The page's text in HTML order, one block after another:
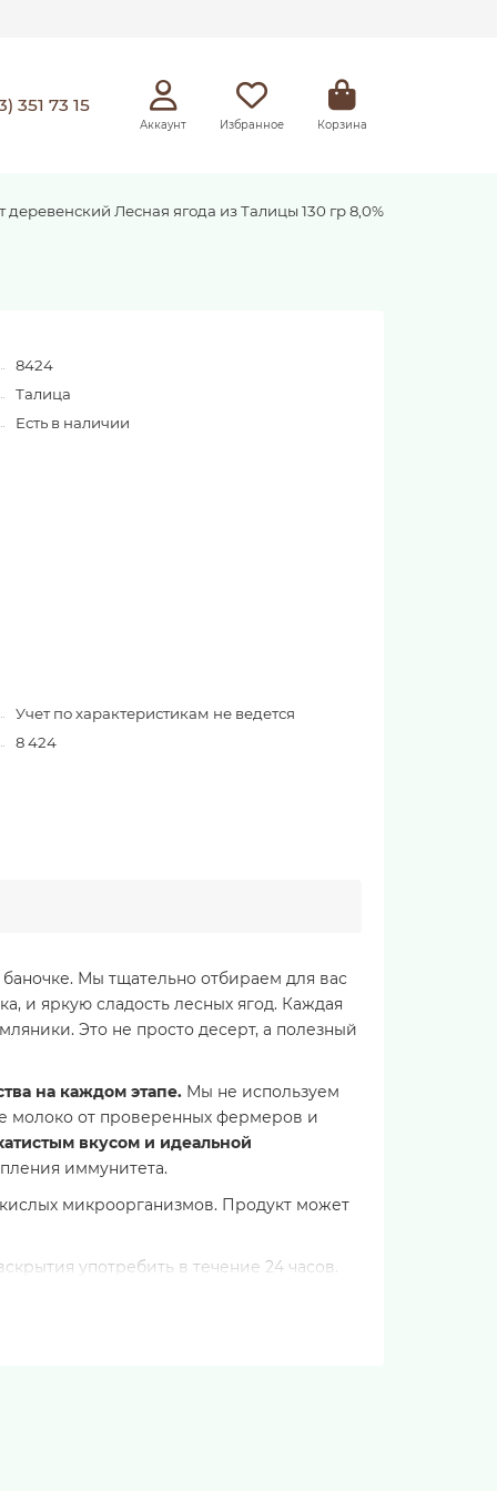
351 73 15
Аккаунт Избранное Корзина
деревенский Лесная ягода из Талицы 130 гр 8,0%
8424
Талица
Есть в наличии
Учет по характеристикам не ведется
8 424
Мы тщательно отбираем для вас
и яркую сладость лесных ягод. Каждая
Это не просто десерт, а полезный
на каждом этапе. Мы не используем
молоко от проверенных фермеров и
вкусом и идеальной
иммунитета.
микроорганизмов. Продукт может
употребить в течение 24 часов.